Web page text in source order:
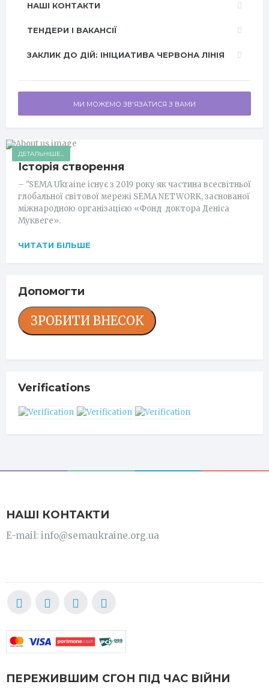
НАШІ КОНТАКТИ
ТЕНДЕРИ І ВАКАНСІЇ
ЗАКЛИК ДО ДІЙ: ІНІЦИАТИВА ЧЕРВОНА ЛІНІЯ
МИ МОЖЕМО ЗВ'ЯЗАТИСЯ З ВАМИ
ДЕТАЛЬНІШЕ...
Історія створення
– "SEMA Ukraine існує з 2019 року як частина всесвітньої
глобальної світової мережі SEMA NETWORK, заснованої
міжнародною організацією «Фонд доктора Деніса
Муквеге».
ЧИТАТИ БІЛЬШЕ
Допомогти
ЗРОБИТИ ВНЕСОК
Verifications
НАШІ КОНТАКТИ
E-mail: info@semaukraine.org.ua
ПЕРЕЖИВШИМ СГОН ПІД ЧАС ВІЙНИ